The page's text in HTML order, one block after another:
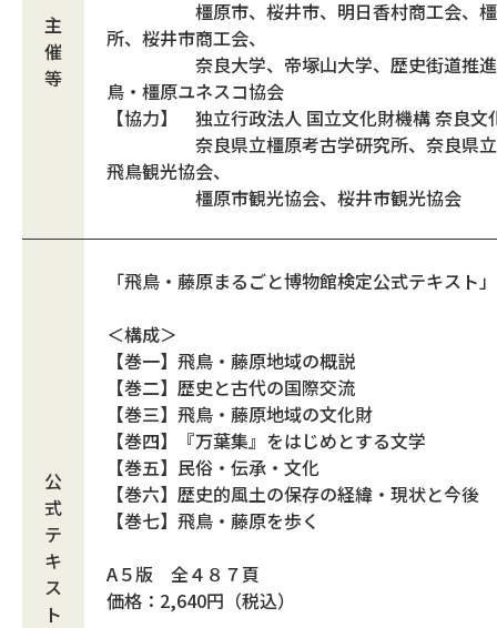
主
催
等
橿原市、桜井市、明日香村商工会、橿
所、桜井市商工会、
奈良大学、帝塚山大学、歴史街道推進
鳥・橿原ユネスコ協会
【協力】 独立行政法人 国立文化財機構 奈良文
奈良県立橿原考古学研究所、奈良県立
飛鳥観光協会、
橿原市観光協会、桜井市観光協会
公
式
テ
キ
ス
ト
「飛鳥・藤原まるごと博物館検定公式テキスト」
＜構成＞
【巻一】飛鳥・藤原地域の概説
【巻二】歴史と古代の国際交流
【巻三】飛鳥・藤原地域の文化財
【巻四】『万葉集』をはじめとする文学
【巻五】民俗・伝承・文化
【巻六】歴史的風土の保存の経緯・現状と今後
【巻七】飛鳥・藤原を歩く
A５版 全４８７頁
価格：2,640円（税込）